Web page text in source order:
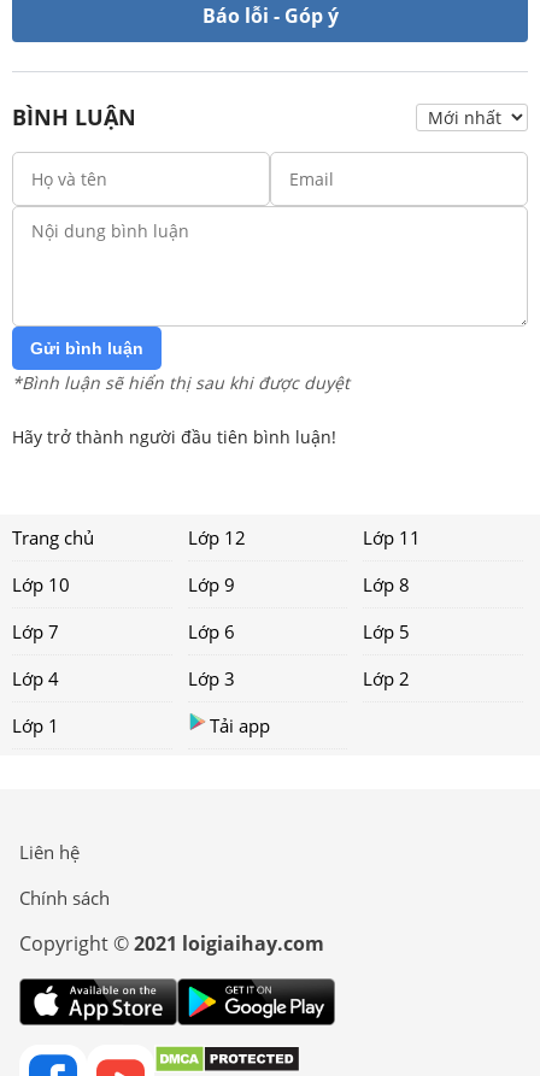
Báo lỗi - Góp ý
BÌNH LUẬN
Gửi bình luận
*Bình luận sẽ hiển thị sau khi được duyệt
Hãy trở thành người đầu tiên bình luận!
Trang chủ Lớp 12
Lớp 11
Lớp 10
Lớp 9
Lớp 8
Lớp 7
Lớp 6
Lớp 5
Lớp 4
Lớp 3
Lớp 2
Lớp 1
Tải app
Liên hệ
Chính sách
Copyright ©2021 loigiaihay.com